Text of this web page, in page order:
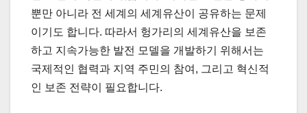
뿐만 아니라 전 세계의 세계유산이 공유하는 문제
이기도 합니다. 따라서 헝가리의 세계유산을 보존
하고 지속가능한 발전 모델을 개발하기 위해서는
국제적인 협력과 지역 주민의 참여, 그리고 혁신적
인 보존 전략이 필요합니다.